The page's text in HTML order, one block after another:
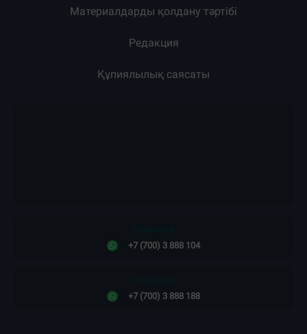
Материалдарды қолдану тәртібі
Редакция
Құпиялылық саясаты
+7 (700) 3 888 104
+7 (700) 3 888 188